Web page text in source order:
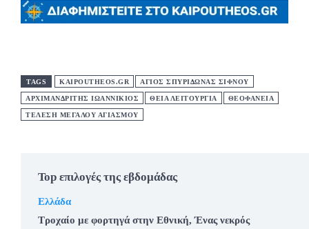
TAGS KAIPOUTHEOS.GR ΑΓΙΟΣ ΣΠΥΡΙΔΩΝΑΣ ΣΙΦΝΟΥ
ΑΡΧΙΜΑΝΔΡΙΤΗΣ ΙΩΑΝΝΙΚΙΟΣ ΘΕΙΑ ΛΕΙΤΟΥΡΓΙΑ ΘΕΟΦΑΝΕΙΑ
ΤΕΛΕΣΗ ΜΕΓΑΛΟΥ ΑΓΙΑΣΜΟΥ
Top επιλογές της εβδομάδας
Ελλάδα
Τροχαίο με φορτηγά στην Εθνική, Ένας νεκρός